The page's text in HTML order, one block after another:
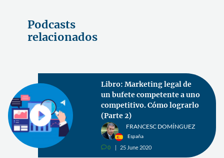
Podcasts
relacionados
Libro: Marketing legal de
un bufete competente a uno
competitivo. Cómo lograrlo
(Parte 2)
FRANCESC DOMÍNGUEZ
España
v0 25 June 2020